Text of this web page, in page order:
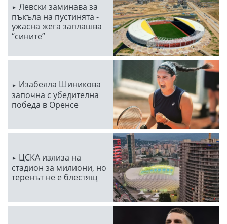
Левски заминава за
пъкъла на пустинята -
ужасна жега заплашва
“сините”
Изабелла Шиникова
започна с убедителна
победа в Оренсе
ЦСКА излиза на
стадион за милиони, но
теренът не е блестящ